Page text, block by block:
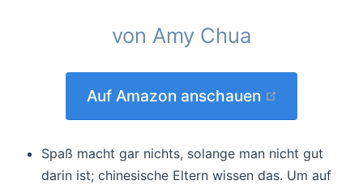
von Amy Chua
Auf Amazon anschauen
Spaß macht gar nichts, solange man nicht gut
darin ist; chinesische Eltern wissen das. Um auf